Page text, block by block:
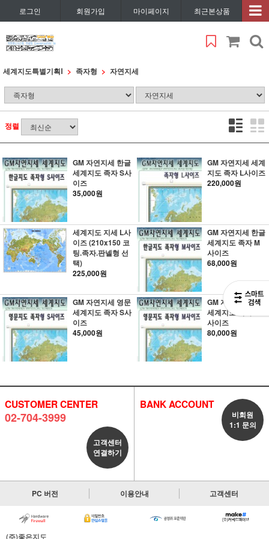
로그인 회원가입 마이페이지 최근본상품
세계지도특별기획Ⅰ 족자형 자연지세
정렬
GM 자연지세 한글
세계지도 족자 S사
이즈
35,000원
GM 자연지세 세계
지도 족자 L사이즈
220,000원
세계지도 지세 L사
이즈 (210x150 코
팅.족자.판넬형 선
택)
225,000원
GM 자연지세 한글
세계지도 족자 M
사이즈
68,000원
GM 자연지세 영문
세계지도 족자 S사
이즈
45,000원
GM 자연지세 영문
세계지도 족자 M
사이즈
80,000원
CUSTOMER CENTER
02-704-3999
고객센터
연결하기
BANK ACCOUNT
비회원
1:1 문의
PC 버전 이용안내 고객센터
(주)좋은지도